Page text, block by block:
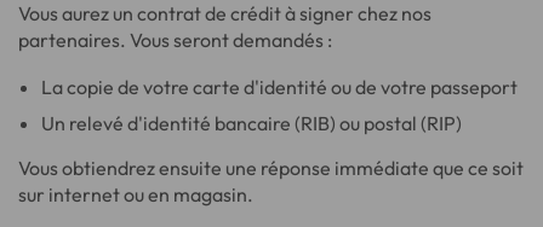
Vous aurez un contrat de crédit à signer chez nos
partenaires. Vous seront demandés :
La copie de votre carte d'identité ou de votre passeport
Un relevé d'identité bancaire (RIB) ou postal (RIP)
Vous obtiendrez ensuite une réponse immédiate que ce soit
sur internet ou en magasin.